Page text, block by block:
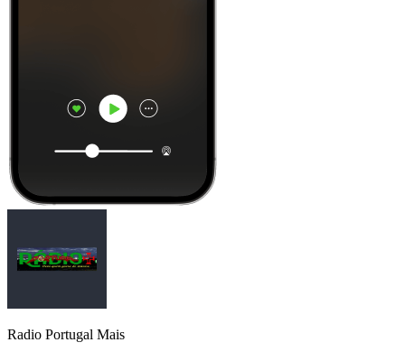
Radio Portugal Mais